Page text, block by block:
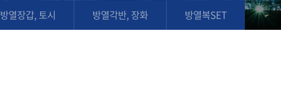
방열장갑, 토시 방열각반, 장화 방열복SET